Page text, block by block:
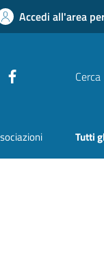
Accedi all'area
Cerca
Tutti